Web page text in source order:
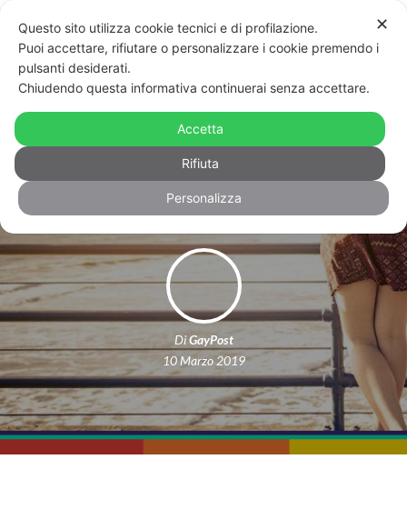
Bussero: riconosciuta la doppia
maternità ad una bimba figlia di due
donne
DiGayPost
10 Marzo 2019
✕
Questo sito utilizza cookie tecnici e di profilazione.
Puoi accettare, rifiutare o personalizzare i cookie premendo i
pulsanti desiderati.
Chiudendo questa informativa continuerai senza accettare.
Accetta
Rifiuta
Personalizza